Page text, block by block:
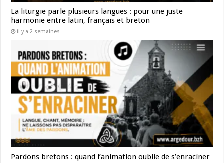
La liturgie parle plusieurs langues : pour une juste
harmonie entre latin, français et breton
il y a 2 semaines
Pardons bretons : quand l’animation oublie de s’enraciner